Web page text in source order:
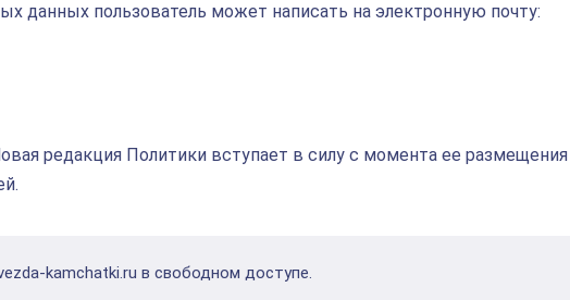
данных пользователь может написать на электронную почту:
редакция Политики вступает в силу с момента ее размещения
kamchatki.ru в свободном доступе.